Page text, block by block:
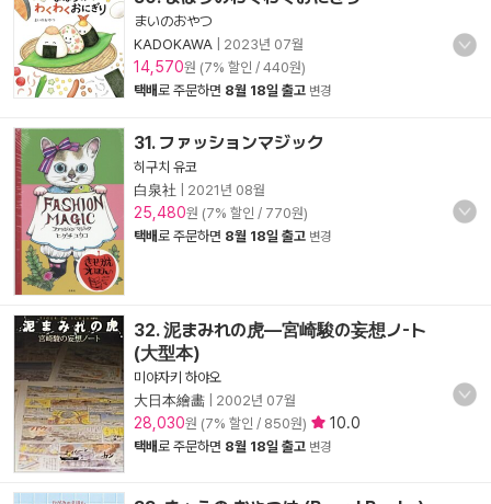
まいのおやつ
KADOKAWA
2023년 07월
14,570원 (7% 할인 / 440원)
택배로 주문하면 8월 18일 출고 변경
31. ファッションマジック
히구치 유코
白泉社
2021년 08월
25,480원 (7% 할인 / 770원)
택배로 주문하면 8월 18일 출고 변경
32. 泥まみれの虎―宮崎駿の妄想ノ-ト
(大型本)
미야자키 하야오
大日本繪畵
2002년 07월
28,030원 (7% 할인 / 850원) 10.0
택배로 주문하면 8월 18일 출고 변경